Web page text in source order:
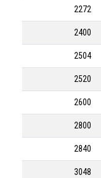
2272
2400
2504
2520
2600
2800
2840
3048